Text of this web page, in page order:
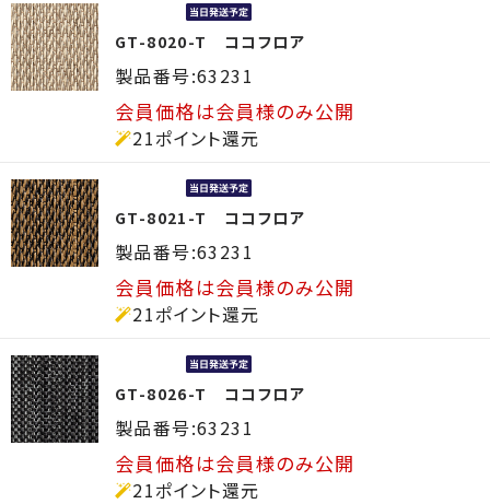
GT-8020-T ココフロア
製品番号:63231
会員価格は会員様のみ公開
21ポイント還元
GT-8021-T ココフロア
製品番号:63231
会員価格は会員様のみ公開
21ポイント還元
GT-8026-T ココフロア
製品番号:63231
会員価格は会員様のみ公開
21ポイント還元